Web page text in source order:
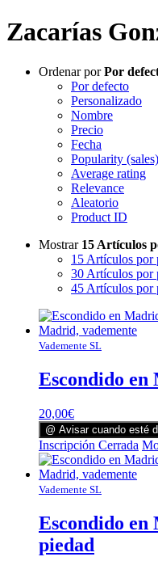
Zacarías
Ordenar porPor
Por defecto
Personalizado
Nombre
Precio
Fecha
Popularity (sales)
Average rating
Relevance
Aleatorio
Product ID
Mostrar 15 Artículos
15 Artículos por
30 Artículos por
45 Artículos por
Vademente SL
Escondido
20,00€
@ Avisar cuando esté
Inscripción Cerrada
Vademente SL
Escondido
piedad